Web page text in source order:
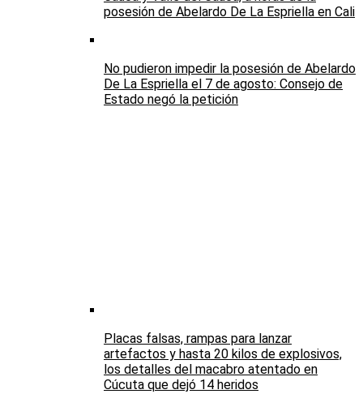
posesión de Abelardo De La Espriella en Cali
No pudieron impedir la posesión de Abelardo
De La Espriella el 7 de agosto: Consejo de
Estado negó la petición
Placas falsas, rampas para lanzar
artefactos y hasta 20 kilos de explosivos,
los detalles del macabro atentado en
Cúcuta que dejó 14 heridos